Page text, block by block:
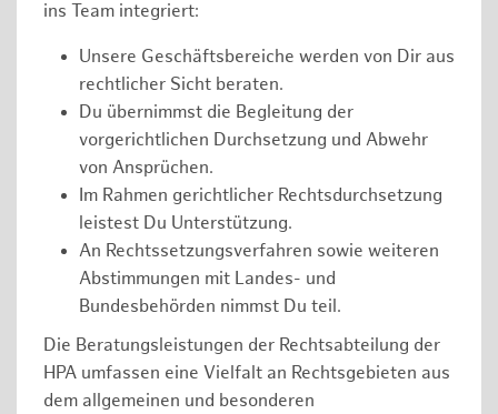
ins Team integriert:
Unsere Geschäftsbereiche werden von Dir aus
rechtlicher Sicht beraten.
Du übernimmst die Begleitung der
vorgerichtlichen Durchsetzung und Abwehr
von Ansprüchen.
Im Rahmen gerichtlicher Rechtsdurchsetzung
leistest Du Unterstützung.
An Rechtssetzungsverfahren sowie weiteren
Abstimmungen mit Landes- und
Bundesbehörden nimmst Du teil.
Die Beratungsleistungen der Rechtsabteilung der
HPA umfassen eine Vielfalt an Rechtsgebieten aus
dem allgemeinen und besonderen